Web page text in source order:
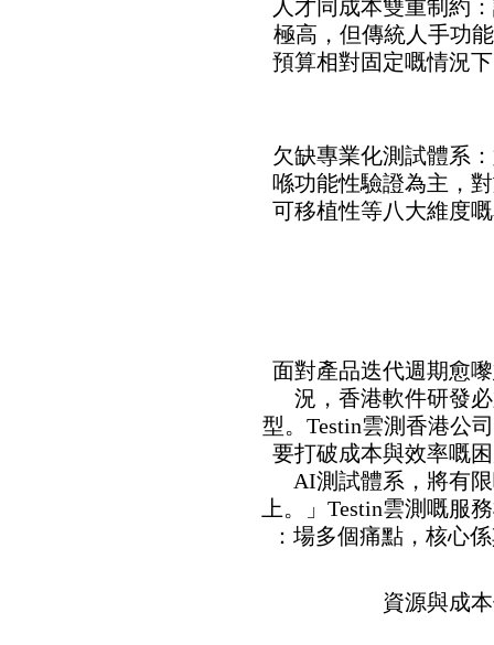
2. 人才同成本雙重制
極高，但傳統人手功
預算相對固定嘅情況
3. 欠缺專業化測試體
喺功能性驗證為主，
可移植性等八大維度
面對產品迭代週期愈
況，香港軟件研發
型。Testin雲測香港公
要打破成本與效率嘅
AI測試體系，將有
上。」Testin雲測嘅服
場多個痛點，核心係